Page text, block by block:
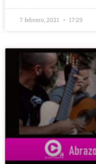
7 febrero, 2021 17:29